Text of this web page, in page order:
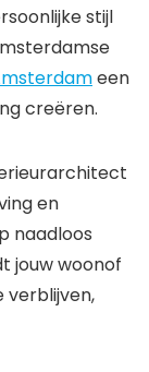
stijl
een
creëren.
en
naadloos
jouw woonof
verblijven,